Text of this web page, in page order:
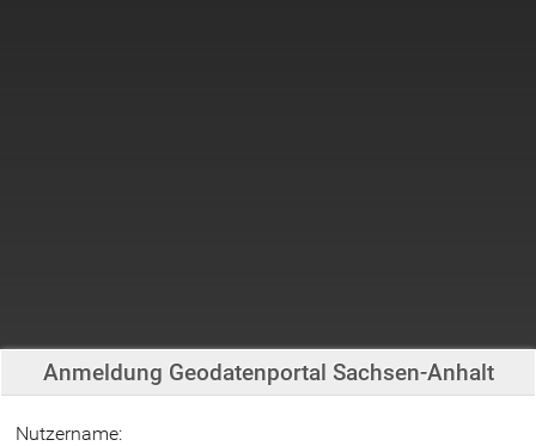
Anmeldung Geodatenportal Sachsen-Anhalt
Nutzername: